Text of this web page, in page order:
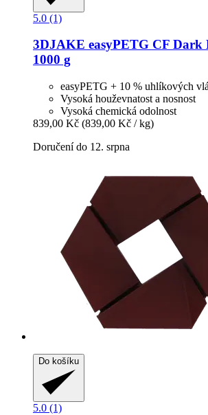
5.0 (1)
3DJAKE easyPETG CF Dark
1000 g
easyPETG + 10 % uhlíkových
Vysoká houževnatost a nosnost
Vysoká chemická odolnost
839,00 Kč (839,00 Kč / kg)
Doručení do 12. srpna
Do košíku
5.0 (1)